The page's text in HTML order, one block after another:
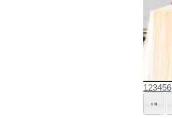
123456